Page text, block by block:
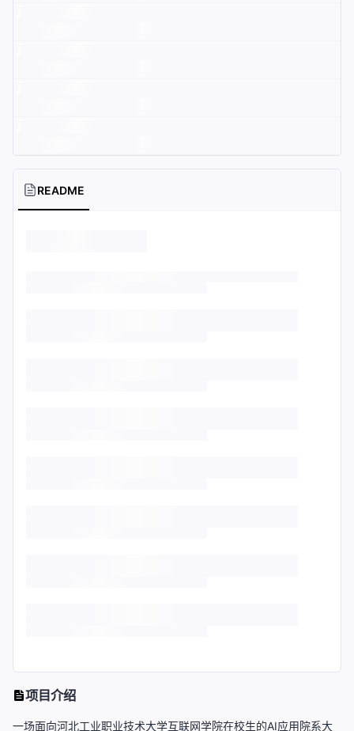
README
项目介绍
一场面向河北工业职业技术大学互联网学院在校生的AI应用院系大